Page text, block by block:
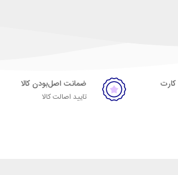
ضمانت اصل‌بودن کالا
تایید اصالت کالا